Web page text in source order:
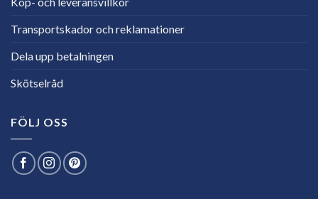
Transportskador och reklamationer
Dela upp betalningen
Skötselråd
FÖLJ OSS